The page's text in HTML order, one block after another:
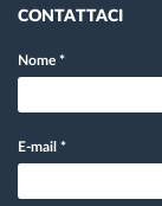
CONTATTACI
Nome *
E-mail *